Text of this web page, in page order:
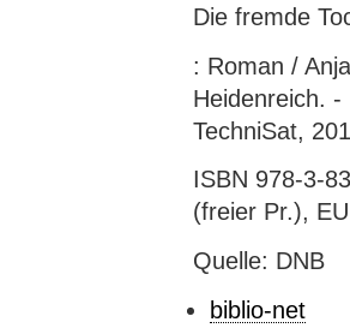
Die fremde
: Roman /
Heidenreich. -
TechniSat,
ISBN 978-3-
(freier Pr.),
Quelle: DNB
biblio-net